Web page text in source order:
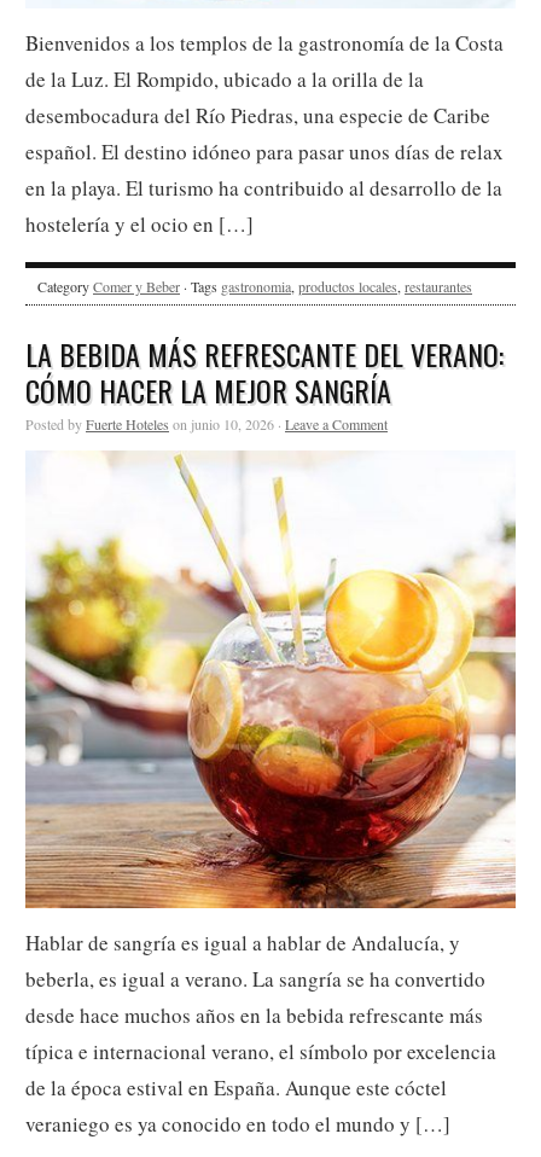
Bienvenidos a los templos de la gastronomía de la Costa
de la Luz. El Rompido, ubicado a la orilla de la
desembocadura del Río Piedras, una especie de Caribe
español. El destino idóneo para pasar unos días de relax
en la playa. El turismo ha contribuido al desarrollo de la
hostelería y el ocio en […]
CategoryComer y Beber · Tags gastronomia, productos locales, restaurantes
LA BEBIDA MÁS REFRESCANTE DEL VERANO:
CÓMO HACER LA MEJOR SANGRÍA
Posted byFuerte Hoteles on junio 10, 2026 · Leave a Comment
Hablar de sangría es igual a hablar de Andalucía, y
beberla, es igual a verano. La sangría se ha convertido
desde hace muchos años en la bebida refrescante más
típica e internacional verano, el símbolo por excelencia
de la época estival en España. Aunque este cóctel
veraniego es ya conocido en todo el mundo y […]